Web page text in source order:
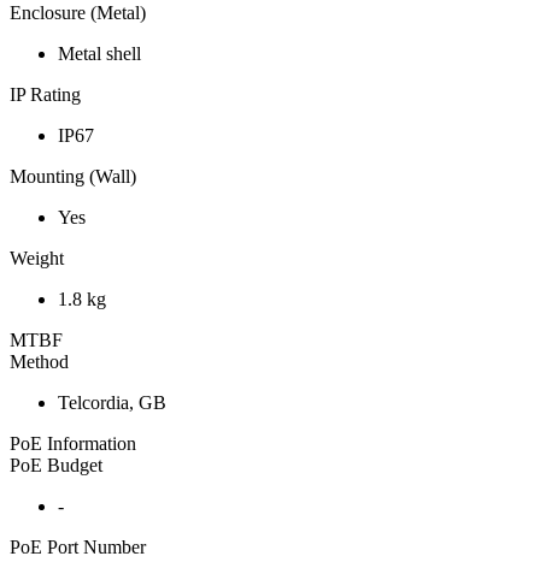
Enclosure (Metal)
Metal shell
IP Rating
IP67
Mounting (Wall)
Yes
Weight
1.8 kg
MTBF
Method
Telcordia, GB
PoE Information
PoE Budget
-
PoE Port Number